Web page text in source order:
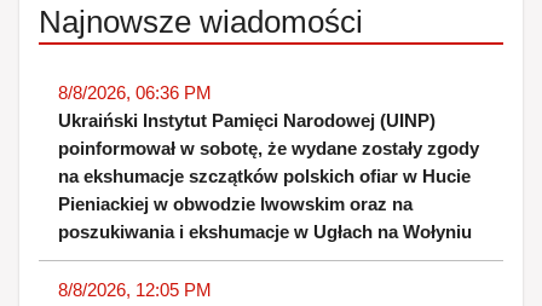
Najnowsze wiadomości
8/8/2026, 06:36 PM
Ukraiński Instytut Pamięci Narodowej (UINP)
poinformował w sobotę, że wydane zostały zgody
na ekshumacje szczątków polskich ofiar w Hucie
Pieniackiej w obwodzie lwowskim oraz na
poszukiwania i ekshumacje w Ugłach na Wołyniu
8/8/2026, 12:05 PM